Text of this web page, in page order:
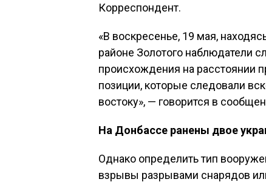
Корреспондент.
«В воскресенье, 19 мая,
районе Золотого наблюдатели
происхождения на расстоянии
позиции, которые следовали
востоку», — говорится в
На Донбассе ранены двое
Однако определить тип
взрывы разрывами снарядов